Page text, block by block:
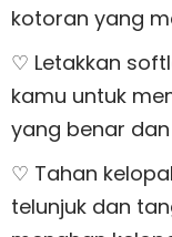
kotoran yang
♡ Letakkan
kamu untuk
yang benar
♡ Tahan
telunjuk dan